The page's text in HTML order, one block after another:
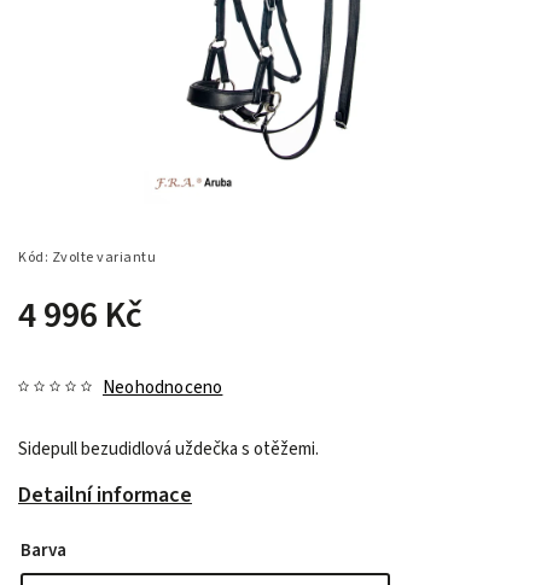
Kód: Zvolte variantu
4 996 Kč
Neohodnoceno
Sidepull bezudidlová uždečka s otěžemi.
Detailní informace
Barva